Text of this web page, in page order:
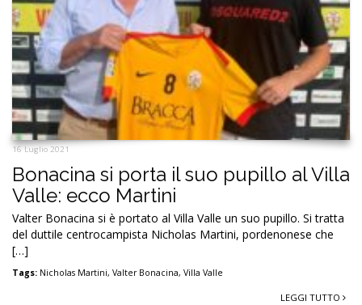
16 Luglio 2021
Bonacina si porta il suo pupillo al Villa
Valle: ecco Martini
Valter Bonacina si è portato al Villa Valle un suo pupillo. Si tratta
del duttile centrocampista Nicholas Martini, pordenonese che
[…]
Tags: Nicholas Martini, Valter Bonacina, Villa Valle
LEGGI TUTTO